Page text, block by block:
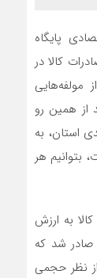
پایگاه
کالا در
مولفه‌هایی
از همین رو
استان، به
بتوانیم هر
امسال ۳۵ هزار تُن کالا به ارزش
صادر شد که
حدود ۷۱ درصد و از نظر حجمی